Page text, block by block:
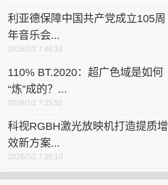
利亚德保障中国共产党成立105周
年音乐会...
2026/7/2 7:46:16
110% BT.2020：超广色域是如何
“炼”成的？...
2026/7/2 7:35:52
科视RGBH激光放映机打造提质增
效新方案...
2026/7/2 7:30:10